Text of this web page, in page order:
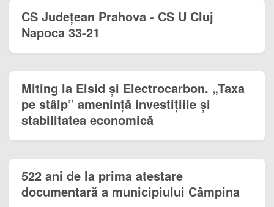
CS Județean Prahova - CS U Cluj
Napoca 33-21
Miting la Elsid și Electrocarbon. „Taxa
pe stâlp” amenință investițiile și
stabilitatea economică
522 ani de la prima atestare
documentară a municipiului Câmpina